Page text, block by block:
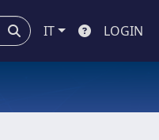
IT LOGIN